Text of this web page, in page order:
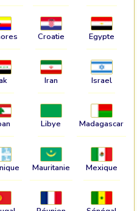
Croatie Egypte
Iran Israel
Libye Madagascar
Mauritanie Mexique